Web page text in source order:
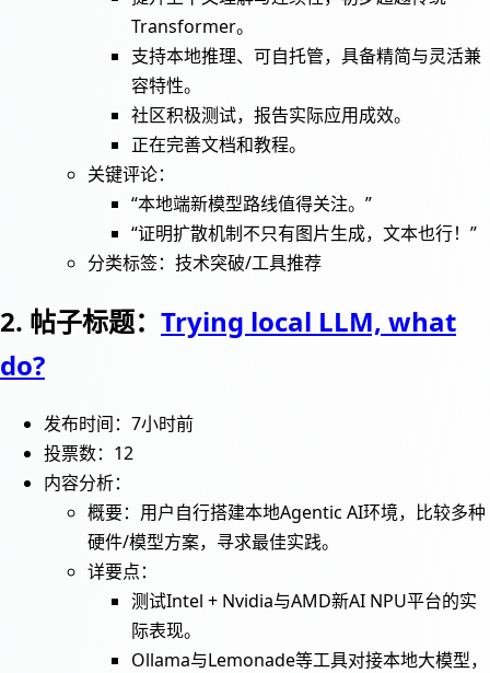
Transformer。
支持本地推理、可自托管，具备精简与灵活兼
容特性。
社区积极测试，报告实际应用成效。
正在完善文档和教程。
关键评论：
“本地端新模型路线值得关注。”
“证明扩散机制不只有图片生成，文本也行！”
分类标签：技术突破/工具推荐
2. 帖子标题： Trying local LLM, what
do?
发布时间：7小时前
投票数：12
内容分析：
概要：用户自行搭建本地Agentic AI环境，比较多种
硬件/模型方案，寻求最佳实践。
详要点：
测试Intel + Nvidia与AMD新AI NPU平台的实
际表现。
Ollama与Lemonade等工具对接本地大模型，